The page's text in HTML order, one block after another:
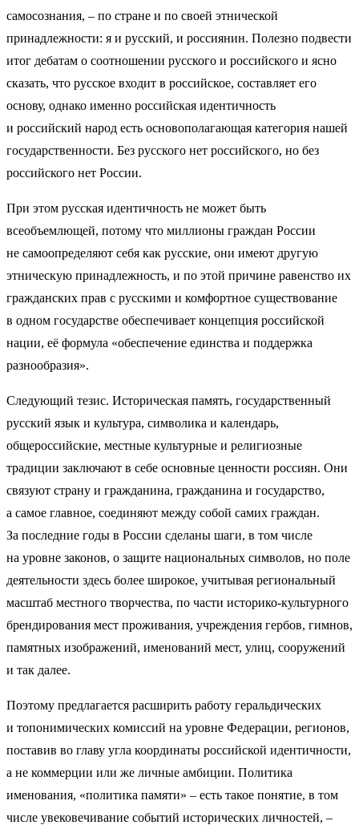
самосознания, – по стране и по своей этнической
принадлежности: я и русский, и россиянин. Полезно подвести
итог дебатам о соотношении русского и российского и ясно
сказать, что русское входит в российское, составляет его
основу, однако именно российская идентичность
и российский народ есть основополагающая категория нашей
государственности. Без русского нет российского, но без
российского нет России.
При этом русская идентичность не может быть
всеобъемлющей, потому что миллионы граждан России
не самоопределяют себя как русские, они имеют другую
этническую принадлежность, и по этой причине равенство их
гражданских прав с русскими и комфортное существование
в одном государстве обеспечивает концепция российской
нации, её формула «обеспечение единства и поддержка
разнообразия».
Следующий тезис. Историческая память, государственный
русский язык и культура, символика и календарь,
общероссийские, местные культурные и религиозные
традиции заключают в себе основные ценности россиян. Они
связуют страну и гражданина, гражданина и государство,
а самое главное, соединяют между собой самих граждан.
За последние годы в России сделаны шаги, в том числе
на уровне законов, о защите национальных символов, но поле
деятельности здесь более широкое, учитывая региональный
масштаб местного творчества, по части историко-культурного
брендирования мест проживания, учреждения гербов, гимнов,
памятных изображений, именований мест, улиц, сооружений
и так далее.
Поэтому предлагается расширить работу геральдических
и топонимических комиссий на уровне Федерации, регионов,
поставив во главу угла координаты российской идентичности,
а не коммерции или же личные амбиции. Политика
именования, «политика памяти» – есть такое понятие, в том
числе увековечивание событий исторических личностей, –